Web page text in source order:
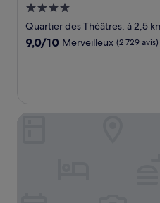
Hébergement
4.0 étoiles
Quartier des Théâtres, à 2,5
9.0
9,0/10 Merveilleux (2 729 avis)